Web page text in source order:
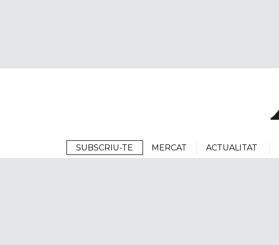
SUBSCRIU-TE MERCAT ACTUALITAT